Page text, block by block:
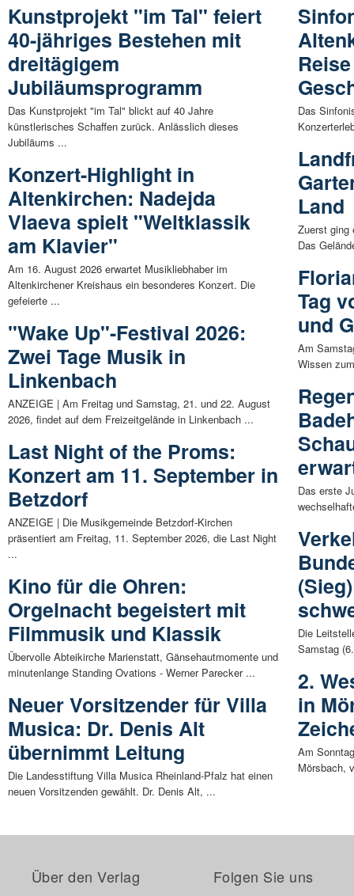
Kunstprojekt "im Tal" feiert
40-jähriges Bestehen mit
dreitägigem
Jubiläumsprogramm
Das Kunstprojekt "im Tal" blickt auf 40 Jahre
künstlerisches Schaffen zurück. Anlässlich dieses
Jubiläums ...
Konzert-Highlight in
Altenkirchen: Nadejda
Vlaeva spielt "Weltklassik
am Klavier"
Am 16. August 2026 erwartet Musikliebhaber im
Altenkirchener Kreishaus ein besonderes Konzert. Die
gefeierte ...
"Wake Up"-Festival 2026:
Zwei Tage Musik in
Linkenbach
ANZEIGE | Am Freitag und Samstag, 21. und 22. August
2026, findet auf dem Freizeitgelände in Linkenbach ...
Last Night of the Proms:
Konzert am 11. September in
Betzdorf
ANZEIGE | Die Musikgemeinde Betzdorf-Kirchen
präsentiert am Freitag, 11. September 2026, die Last Night
...
Kino für die Ohren:
Orgelnacht begeistert mit
Filmmusik und Klassik
Übervolle Abteikirche Marienstatt, Gänsehautmomente und
minutenlange Standing Ovations - Werner Parecker ...
Neuer Vorsitzender für Villa
Musica: Dr. Denis Alt
übernimmt Leitung
Die Landesstiftung Villa Musica Rheinland-Pfalz hat einen
neuen Vorsitzenden gewählt. Dr. Denis Alt, ...
Das
Land
Zuerst ging
Das
Tag
und
Am
Wissen
Das erste
Die
Samstag
2.
in
Am
Mörsbach,
Über den Verlag Folgen Sie uns